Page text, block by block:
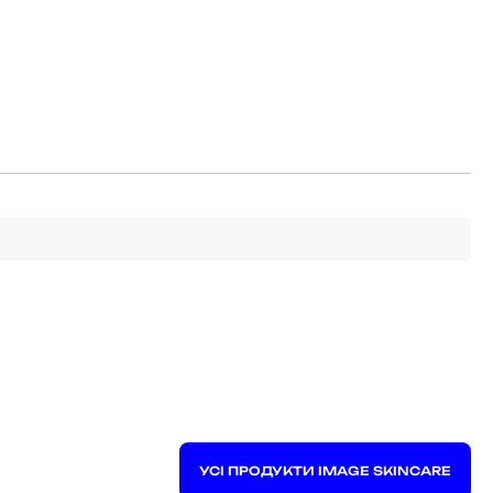
УСІ ПРОДУКТИ IMAGE SKINCARE